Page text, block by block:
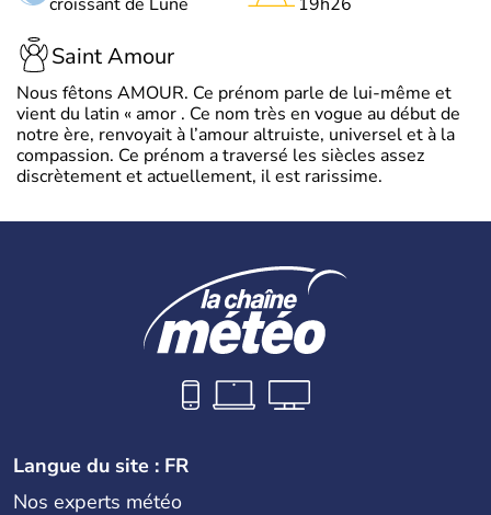
Saint Amour
Nous fêtons AMOUR. Ce prénom parle de lui-même et
vient du latin « amor . Ce nom très en vogue au début de
notre ère, renvoyait à l’amour altruiste, universel et à la
compassion. Ce prénom a traversé les siècles assez
discrètement et actuellement, il est rarissime.
Langue du site : FR
Nos experts météo